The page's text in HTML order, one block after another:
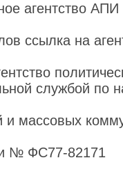
агентство
ссылка на
службой по
и массовых
№ ФС77-82171